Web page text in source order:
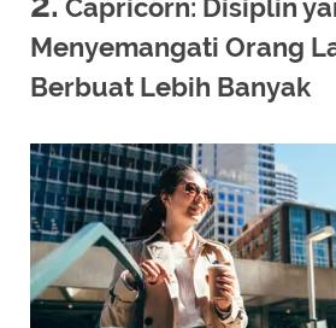
Capricorn: Disiplin
Menyemangati Orang
Berbuat Lebih Banyak